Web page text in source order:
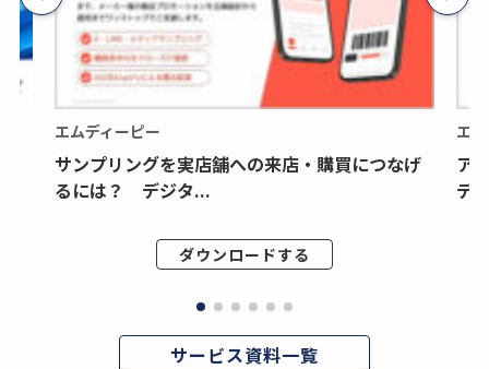
エムディーピー
サンプリングを実店舗への来店・購買につなげ
るには？ デジタ...
ダウンロードする
エ
ア
デ
サービス資料一覧